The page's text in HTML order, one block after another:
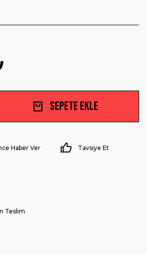
Sepete Ekle
Haber Ver Tavsiye Et
Teslim